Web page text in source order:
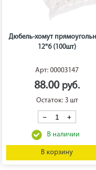
Дюбель-хомут
12*6 (100шт)
Арт: 00003147
88.00
Остаток: 3 шт
В корзину